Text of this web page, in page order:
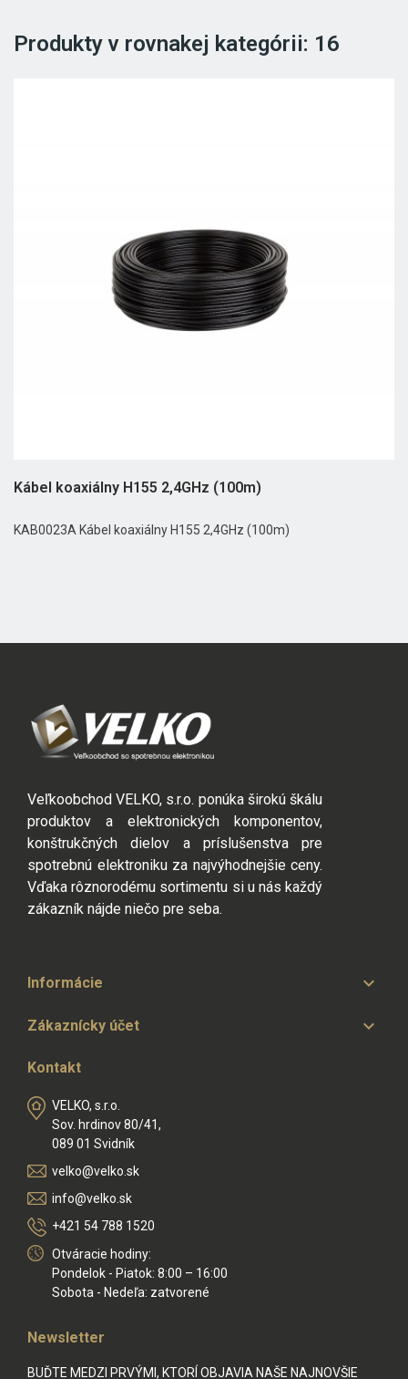
Produkty v rovnakej kategórii: 16
Kábel koaxiálny H155 2,4GHz (100m)
KAB0023A Kábel koaxiálny H155 2,4GHz (100m)
Veľkoobchod VELKO, s.r.o. ponúka širokú škálu
produktov a elektronických komponentov,
konštrukčných dielov a príslušenstva pre
spotrebnú elektroniku za najvýhodnejšie ceny.
Vďaka rôznorodému sortimentu si u nás každý
zákazník nájde niečo pre seba.
Informácie 
Zákaznícky účet 
Kontakt
VELKO, s.r.o.
Sov. hrdinov 80/41,
089 01 Svidník
velko@velko.sk
info@velko.sk
+421 54 788 1520
Otváracie hodiny:
Pondelok - Piatok: 8:00 – 16:00
Sobota - Nedeľa: zatvorené
Newsletter
BUĎTE MEDZI PRVÝMI, KTORÍ OBJAVIA NAŠE NAJNOVŠIE